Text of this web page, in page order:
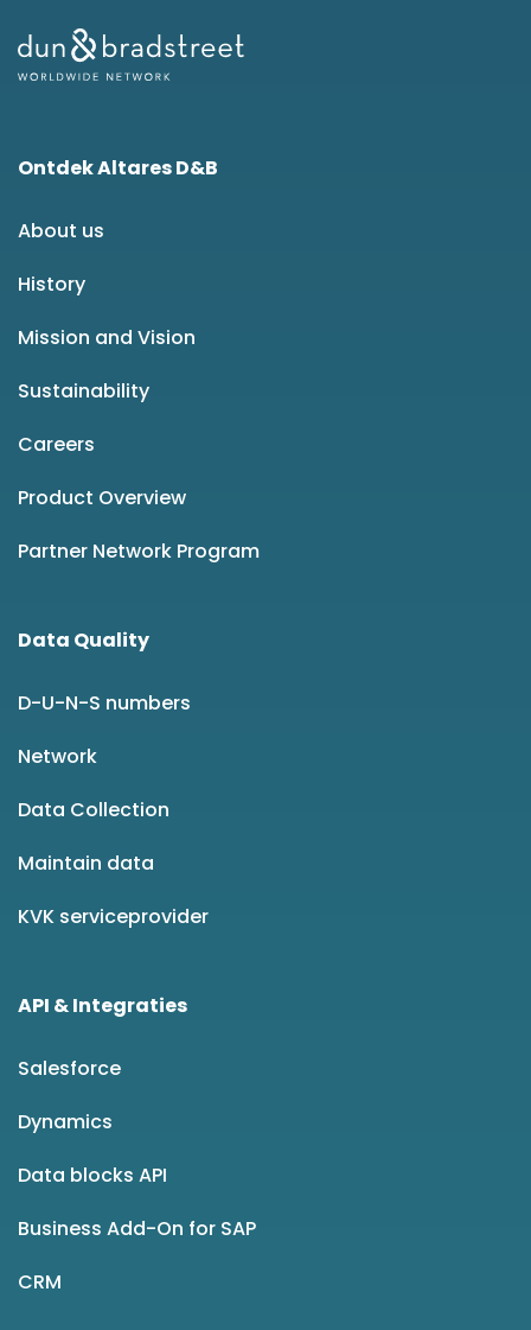
Ontdek Altares D&B
About us
History
Mission and Vision
Sustainability
Careers
Product Overview
Partner Network Program
Data Quality
D-U-N-S numbers
Network
Data Collection
Maintain data
KVK serviceprovider
API & Integraties
Salesforce
Dynamics
Data blocks API
Business Add-On for SAP
CRM